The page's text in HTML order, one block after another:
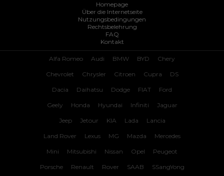
Homepage
Über die Internetseite
Nutzungsbedingungen
Rechtsbelehrung
FAQ
Kontakt
Alfa Romeo Audi BMW BYD Chery
Chevrolet Chrysler Citroen Cupra DS
Dacia Daihatsu Dodge FIAT Ford
Geely Honda Hyundai Infiniti Jaguar
Jeep Jetour KIA Lada Lancia
Land Rover Lexus MG Mazda Mercedes
Mini Mitsubishi Nissan Opel Peugeot
Porsche Renault Rover SAAB SSangYong